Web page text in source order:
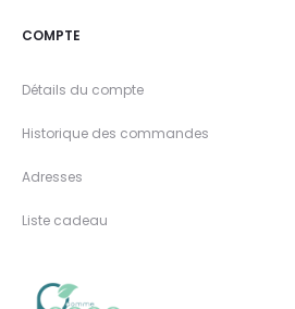
COMPTE
Détails du compte
Historique des commandes
Adresses
Liste cadeau